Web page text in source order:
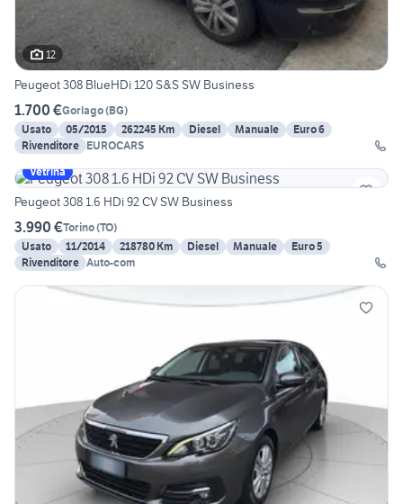
12
Peugeot 308 BlueHDi 120 S&S SW Business
1.700 €Gorlago(BG)
Usato
05/2015 262245 Km Diesel Manuale
Euro 6
Rivenditore EUROCARS
Vetrina
Peugeot 308 1.6 HDi 92 CV SW Business
3.990 €Torino(TO)
Usato
11/2014 218780 Km Diesel Manuale
Euro 5
Rivenditore Auto-com